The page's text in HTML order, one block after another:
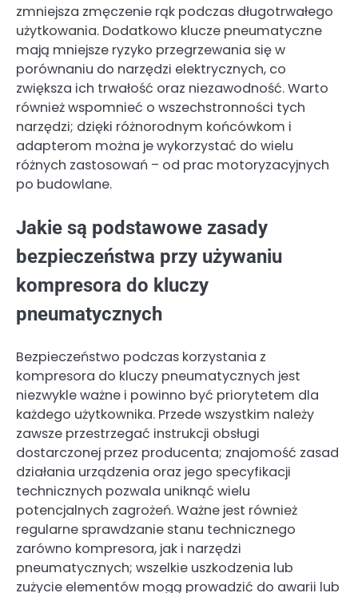
zmniejsza zmęczenie rąk podczas długotrwałego
użytkowania. Dodatkowo klucze pneumatyczne
mają mniejsze ryzyko przegrzewania się w
porównaniu do narzędzi elektrycznych, co
zwiększa ich trwałość oraz niezawodność. Warto
również wspomnieć o wszechstronności tych
narzędzi; dzięki różnorodnym końcówkom i
adapterom można je wykorzystać do wielu
różnych zastosowań – od prac motoryzacyjnych
po budowlane.
Jakie są podstawowe zasady
bezpieczeństwa przy używaniu
kompresora do kluczy
pneumatycznych
Bezpieczeństwo podczas korzystania z
kompresora do kluczy pneumatycznych jest
niezwykle ważne i powinno być priorytetem dla
każdego użytkownika. Przede wszystkim należy
zawsze przestrzegać instrukcji obsługi
dostarczonej przez producenta; znajomość zasad
działania urządzenia oraz jego specyfikacji
technicznych pozwala uniknąć wielu
potencjalnych zagrożeń. Ważne jest również
regularne sprawdzanie stanu technicznego
zarówno kompresora, jak i narzędzi
pneumatycznych; wszelkie uszkodzenia lub
zużycie elementów mogą prowadzić do awarii lub